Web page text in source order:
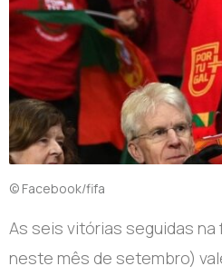
© Facebook/fifa
As seis vitórias seguidas na
neste mês de setembro)